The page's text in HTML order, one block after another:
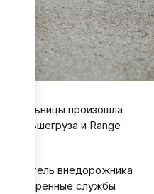
больницы произошла
большегруза и Range
водитель внедорожника
экстренные службы